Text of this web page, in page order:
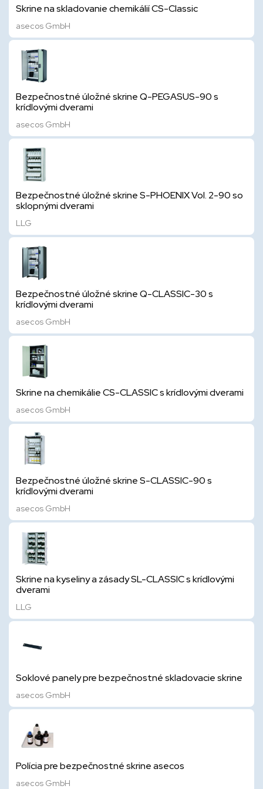
Skrine na skladovanie chemikálií CS-Classic
asecos GmbH
Bezpečnostné úložné skrine Q-PEGASUS-90 s
krídlovými dverami
asecos GmbH
Bezpečnostné úložné skrine S-PHOENIX Vol. 2-90 so
sklopnými dverami
LLG
Bezpečnostné úložné skrine Q-CLASSIC-30 s
krídlovými dverami
asecos GmbH
Skrine na chemikálie CS-CLASSIC s krídlovými dverami
asecos GmbH
Bezpečnostné úložné skrine S-CLASSIC-90 s
krídlovými dverami
asecos GmbH
Skrine na kyseliny a zásady SL-CLASSIC s krídlovými
dverami
LLG
Soklové panely pre bezpečnostné skladovacie skrine
asecos GmbH
Polícia pre bezpečnostné skrine asecos
asecos GmbH